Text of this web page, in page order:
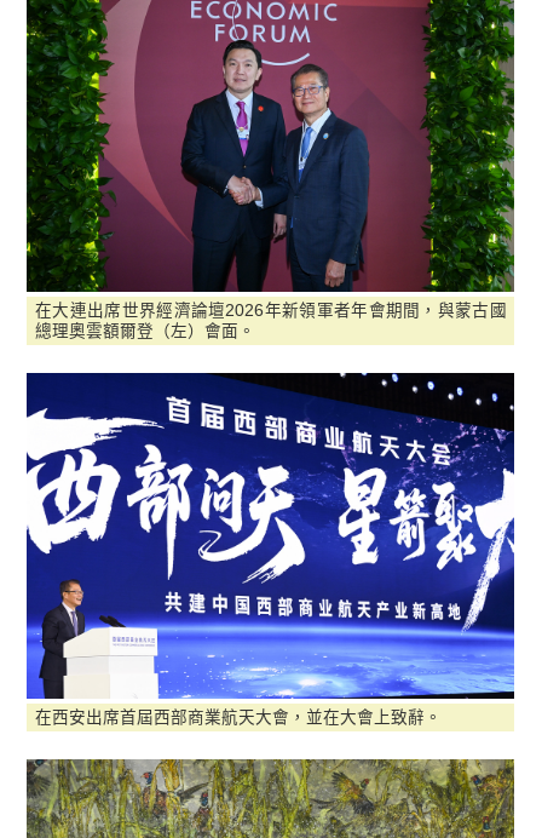
在大連出席世界經濟論壇2026年新領軍者年會期間，與蒙古國
總理奧雲額爾登（左）會面。
在西安出席首屆西部商業航天大會，並在大會上致辭。